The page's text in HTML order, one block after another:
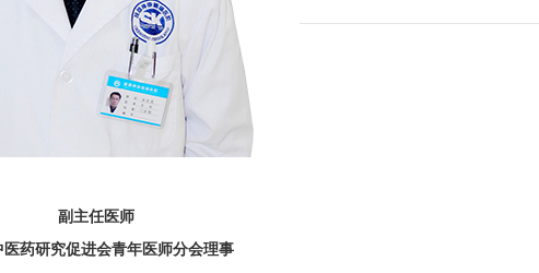
副主任医师
医药研究促进会青年医师分会理事